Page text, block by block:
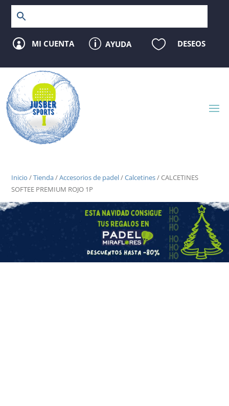
 MI CUENTA p AYUDA  DESEOS
Inicio /Tienda/Accesorios de padel/Calcetines/ CALCETINES
SOFTEE PREMIUM ROJO 1P